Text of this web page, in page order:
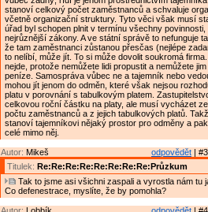
stanoví celkový počet zaměstnanců a schvaluje
včetně organizační struktury. Tyto věci však musí
úřad byl schopen plnit v termínu všechny
nejrůznější zákony. A ve státní správě to nefunguje
že tam zaměstnanci zůstanou přesčas (nejlépe
to nelíbí, může jít. To si může dovolit soukromá
nejde, protože nemůžete lidi propustit a nemůžete
peníze. Samospráva vůbec ne a tajemník nebo
mohou jít jenom do odměn, které však nejsou
platu v porovnání s tabulkovým platem.
celkovou roční částku na platy, ale musí vycházet
počtu zaměstnanců a z jejich tabulkových platů.
stanoví tajemníkovi nějaký prostor pro odměny a
celé mimo něj.
odpovědět |
Autor: Mikeš
Titulek: Re:Re:Re:Re:Re:Re:Re:Re:Průzkum
Tak to jsme asi všichni zaspali a vyrostla nám tu
Co defenestrace, myslíte, že by pomohla?